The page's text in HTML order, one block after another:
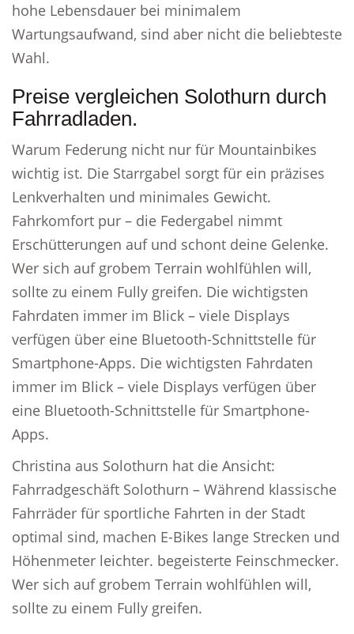
hohe Lebensdauer bei minimalem
Wartungsaufwand, sind aber nicht die beliebteste
Wahl.
Preise vergleichen Solothurn durch
Fahrradladen.
Warum Federung nicht nur für Mountainbikes
wichtig ist. Die Starrgabel sorgt für ein präzises
Lenkverhalten und minimales Gewicht.
Fahrkomfort pur – die Federgabel nimmt
Erschütterungen auf und schont deine Gelenke.
Wer sich auf grobem Terrain wohlfühlen will,
sollte zu einem Fully greifen. Die wichtigsten
Fahrdaten immer im Blick – viele Displays
verfügen über eine Bluetooth-Schnittstelle für
Smartphone-Apps. Die wichtigsten Fahrdaten
immer im Blick – viele Displays verfügen über
eine Bluetooth-Schnittstelle für Smartphone-
Apps.
Christina aus Solothurn hat die Ansicht:
Fahrradgeschäft Solothurn – Während klassische
Fahrräder für sportliche Fahrten in der Stadt
optimal sind, machen E-Bikes lange Strecken und
Höhenmeter leichter. begeisterte Feinschmecker.
Wer sich auf grobem Terrain wohlfühlen will,
sollte zu einem Fully greifen.